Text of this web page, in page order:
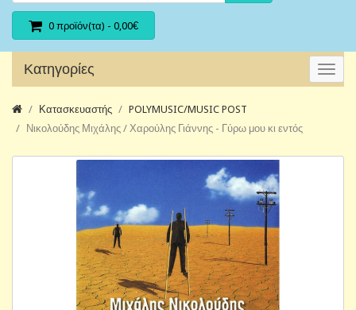
0 προϊόν(τα) - 0,00€
Κατηγορίες
Κατασκευαστής
POLYMUSIC/MUSIC POST
Νικολούδης Μιχάλης / Χαρούλης Γιάννης - Γύρω μου κι εντός